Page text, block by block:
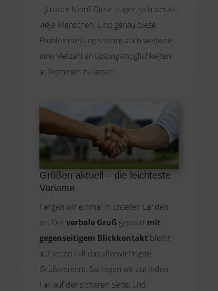
– Ja oder Nein? Diese fragen sich derzeit
viele Menschen. Und genau diese
Problemstellung scheint auch weltweit
eine Vielzahl an Lösungsmöglichkeiten
aufkommen zu lassen.
Grüßen aktuell – die leichteste
Variante
Fangen wir einmal in unseren Landen
an. Derverbale Grußgepaart mit
gegenseitigem Blickkontaktbleibt
auf jeden Fall das allerwichtigste
Grußelement. So liegen wir auf jeden
Fall auf der sicheren Seite, und